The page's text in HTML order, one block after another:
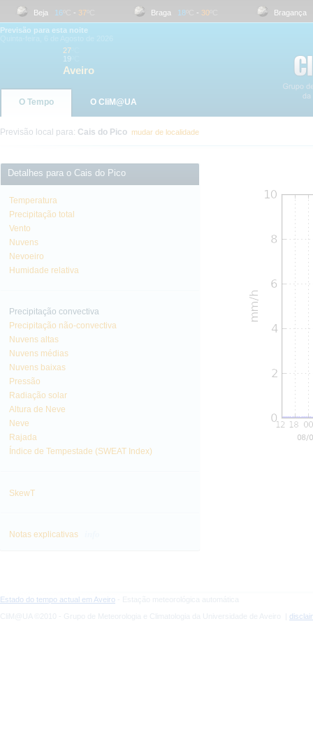
Beja 16 ºC- 37 ºC Braga 18 ºC- 30 ºC Bragança 16
Previsão para esta noite
27
19
Aveiro
O Tempo O CliM@UA
Previsão local para: Cais do Pico mudar de localidade
Detalhes para o Cais do Pico
Temperatura
Precipitação total
Vento
Nuvens
Nevoeiro
Humidade relativa
Precipitação convectiva
Precipitação não-convectiva
Nuvens altas
Nuvens médias
Nuvens baixas
Pressão
Radiação solar
Altura de Neve
Neve
Rajada
Índice de Tempestade (SWEAT Index)
SkewT
Notas explicativas
Estado do tempo actual em Aveiro - Estação meteorológica automática
CliM@UA ©2010 - Grupo de Meteorologia e Climatologia da Universidade de Aveiro |